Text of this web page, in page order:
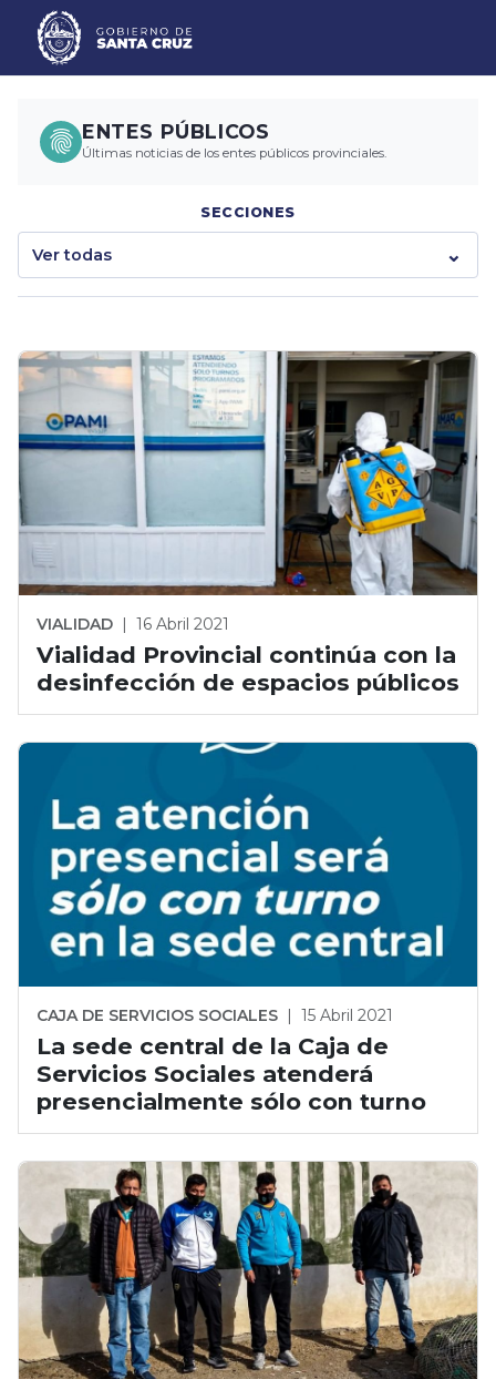
ENTES PÚBLICOS
Últimas noticias de los entes públicos provinciales.
SECCIONES
Ver todas
VIALIDAD | 16 Abril 2021
Vialidad Provincial continúa con la
desinfección de espacios públicos
CAJA DE SERVICIOS SOCIALES | 15 Abril 2021
La sede central de la Caja de
Servicios Sociales atenderá
presencialmente sólo con turno